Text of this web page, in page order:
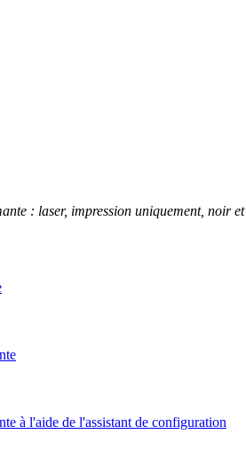
: laser, impression uniquement, noir et
à l'aide de l'assistant de configuration